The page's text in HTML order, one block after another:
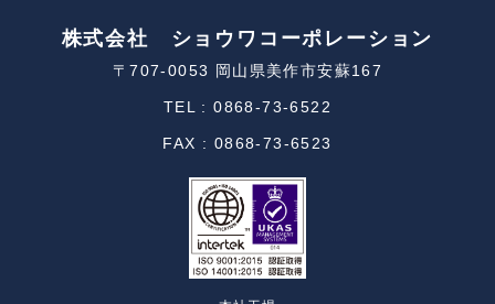
株式会社 ショウワコーポレーション
〒707-0053 岡山県美作市安蘇167
TEL : 0868-73-6522
FAX : 0868-73-6523